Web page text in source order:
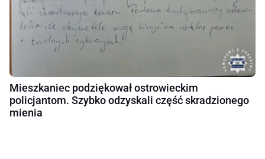
Mieszkaniec podziękował ostrowieckim
policjantom. Szybko odzyskali część skradzionego
mienia